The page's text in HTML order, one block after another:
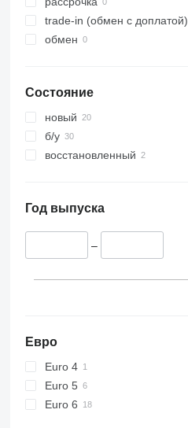
326
329
340
345
349
350
390
424
NXT
S-Series
Vibromax
trade-in (обмен с доплатой)
обмен
Состояние
новый
б/у
восстановленный
Год выпуска
–
Евро
Euro 4
Euro 5
Euro 6